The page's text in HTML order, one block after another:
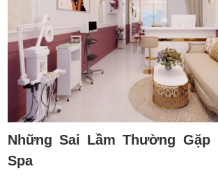
Những Sai Lầm Thường Gặp
Spa